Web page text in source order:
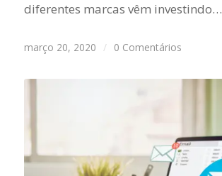
diferentes marcas vêm investindo…
março 20, 2020 / 0 Comentários